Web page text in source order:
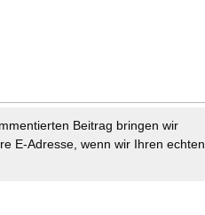
Beitrag bringen wir
E-Adresse, wenn wir Ihren echten